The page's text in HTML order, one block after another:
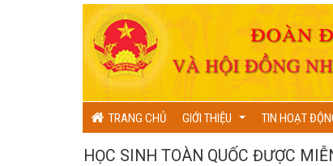
TRANG CHỦ GIỚI THIỆU
...
TIN HOẠT
HỌC SINH TOÀN QUỐC ĐƯỢC